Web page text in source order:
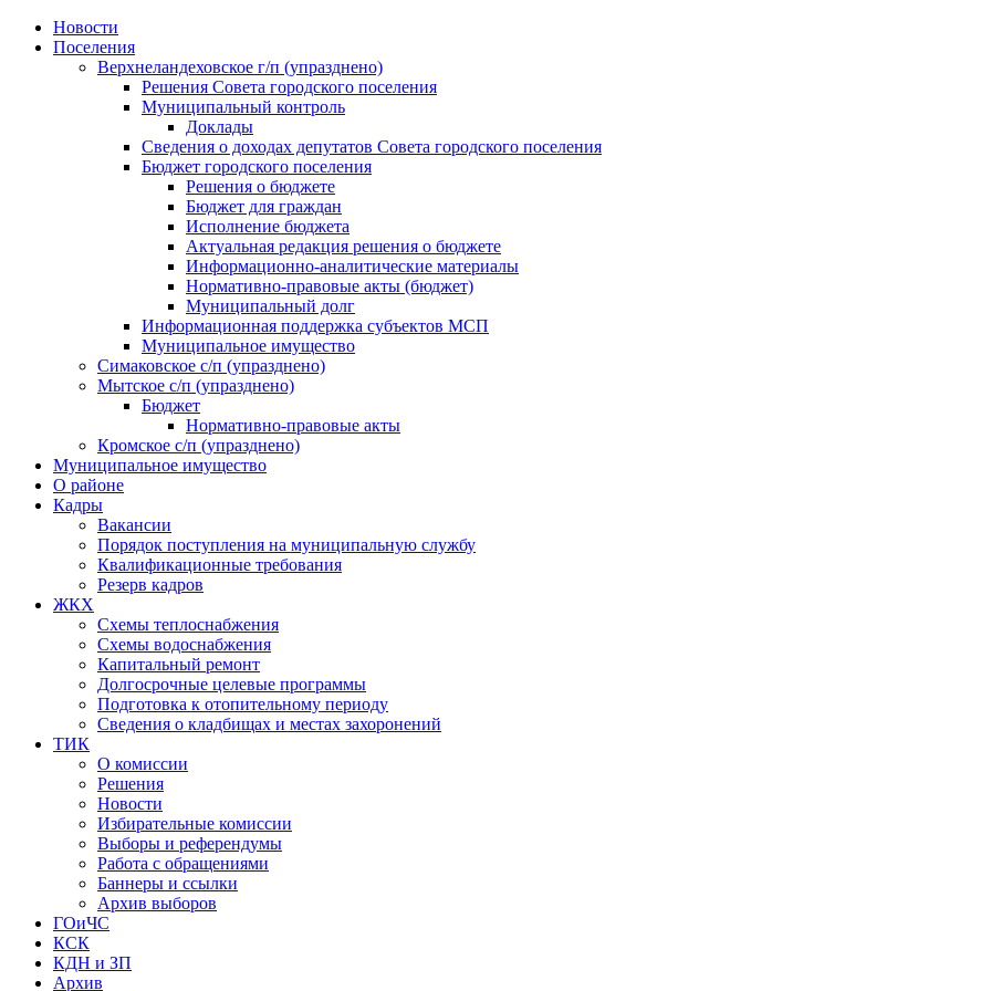
Skip
Новости
Поселения
Верхнеландеховское г/п (упразднено)
Решения Совета городского поселения
Муниципальный контроль
Доклады
Сведения о доходах депутатов Совета городского поселения
Бюджет городского поселения
Решения о бюджете
Бюджет для граждан
Исполнение бюджета
Актуальная редакция решения о бюджете
Информационно-аналитические материалы
Нормативно-правовые акты (бюджет)
Муниципальный долг
Информационная поддержка субъектов МСП
Муниципальное имущество
Симаковское с/п (упразднено)
Мытское с/п (упразднено)
Бюджет
Нормативно-правовые акты
Кромское с/п (упразднено)
Муниципальное имущество
О районе
Кадры
Вакансии
Порядок поступления на муниципальную службу
Квалификационные требования
Резерв кадров
ЖКХ
Схемы теплоснабжения
Схемы водоснабжения
Капитальный ремонт
Долгосрочные целевые программы
Подготовка к отопительному периоду
Сведения о кладбищах и местах захоронений
ТИК
О комиссии
Решения
Новости
Избирательные комиссии
Выборы и референдумы
Работа с обращениями
Баннеры и ссылки
Архив выборов
ГОиЧС
КСК
КДН и ЗП
Архив